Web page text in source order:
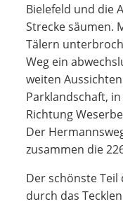
Bielefeld und die
Strecke säumen.
Tälern
Weg ein
weiten
Parklandschaft,
Richtung
Der
zusammen die
Der schönste
durch das